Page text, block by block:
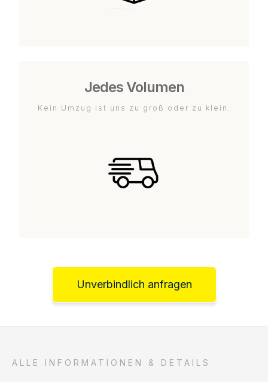
Jedes Volumen
Kein Umzug ist uns zu groß oder zu klein.
Unverbindlich anfragen
ALLE INFORMATIONEN & DETAILS